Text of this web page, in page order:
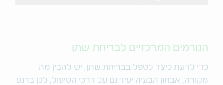
הגורמים המרכזיים לבריחת שתן
כדי לדעת כיצד לטפל בבריחת שתן, יש להבין מה
מקורה, אבחון הבעיה יעיד גם על דרכי הטיפול, לכן ברגע